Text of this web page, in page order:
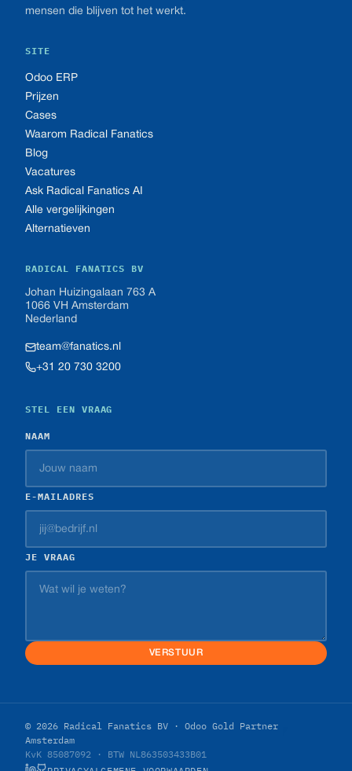
mensen die blijven tot het werkt.
SITE
Odoo ERP
Prijzen
Cases
Waarom Radical Fanatics
Blog
Vacatures
Ask Radical Fanatics AI
Alle vergelijkingen
Alternatieven
RADICAL FANATICS BV
Johan Huizingalaan 763 A
1066 VH Amsterdam
Nederland
team@fanatics.nl
+31 20 730 3200
STEL EEN VRAAG
NAAM
E-MAILADRES
JE VRAAG
VERSTUUR
© 2026 Radical Fanatics BV · Odoo Gold Partner
Amsterdam
KvK 85087092 · BTW NL863503433B01